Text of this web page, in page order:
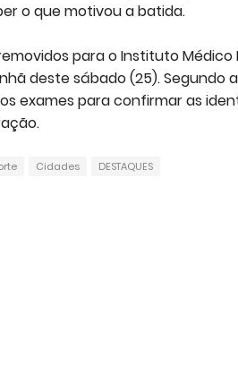
o que motivou a batida.
para o Instituto Médico
deste sábado (25). Segundo
exames para confirmar as
Cidades DESTAQUES